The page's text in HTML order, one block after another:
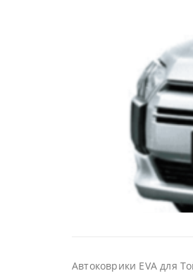
Автоковрики EVA для